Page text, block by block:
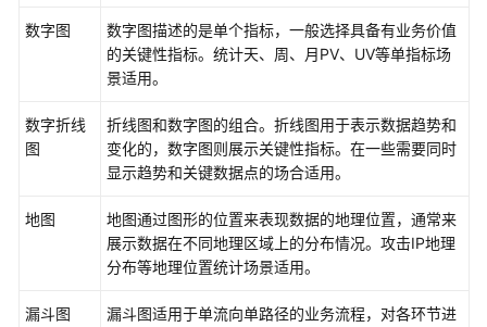
LTS
日
数字图
数字图描述的是单个指标，一般选择具备有业务价值
的关键性指标。统计天、周、月PV、UV等单指标场
景适用。
数字折线
图
折线图和数字图的组合。折线图用于表示数据趋势和
变化的，数字图则展示关键性指标。在一些需要同时
显示趋势和关键数据点的场合适用。
地图
地图通过图形的位置来表现数据的地理位置，通常来
展示数据在不同地理区域上的分布情况。攻击IP地理
分布等地理位置统计场景适用。
漏斗图
漏斗图适用于单流向单路径的业务流程，对各环节进